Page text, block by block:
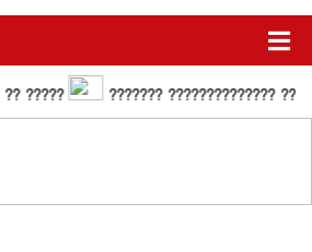
??????? ?????????????? ??????